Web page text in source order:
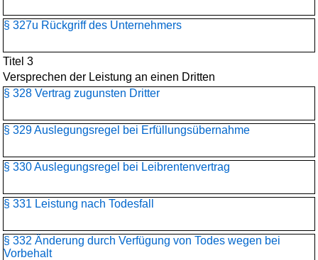
§ 327u Rückgriff des Unternehmers
Titel 3
Versprechen der Leistung an einen Dritten
§ 328 Vertrag zugunsten Dritter
§ 329 Auslegungsregel bei Erfüllungsübernahme
§ 330 Auslegungsregel bei Leibrentenvertrag
§ 331 Leistung nach Todesfall
§ 332 Änderung durch Verfügung von Todes wegen bei
Vorbehalt